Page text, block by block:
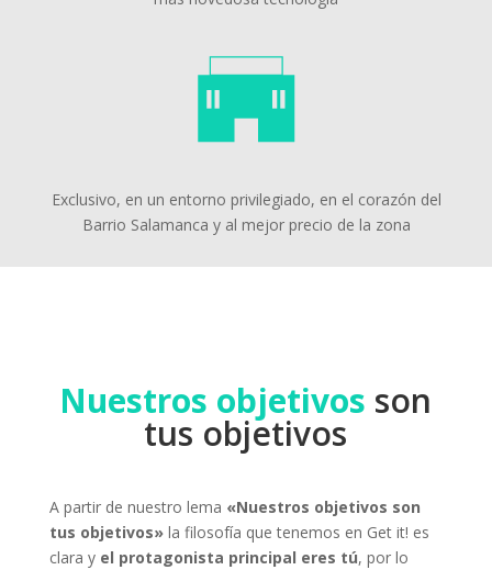
Exclusivo, en un entorno privilegiado, en el corazón del
Barrio Salamanca y al mejor precio de la zona
Nuestros objetivos son
tus objetivos
A partir de nuestro lema «Nuestros objetivos son
tus objetivos»la filosofía que tenemos en Get it! es
clara y el protagonista principal eres tú, por lo